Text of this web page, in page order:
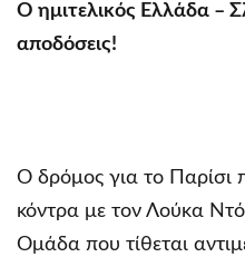
Ο ημιτελικός Ελλάδα –
αποδόσεις!
Ο δρόμος για το Παρίσι
κόντρα με τον Λούκα
Ομάδα που τίθεται